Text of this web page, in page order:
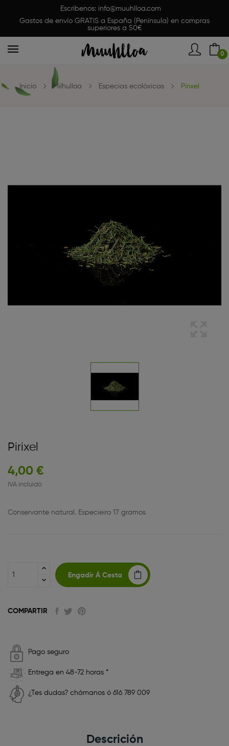
Escríbenos: info@muuhlloa.com
Gastos de envío GRATIS a España (Península) en compras
superiores a 50€
0
Inicio Milhulloa Especias ecolóxicas Pirixel
Pirixel
4,00 €
IVA incluido
Conservante natural. Especieiro 17 gramos
Engadir Á Cesta
COMPARTIR
Pago seguro
Entrega en 48-72 horas *
¿Tes dudas? chámanos ó 616 789 009
Descrición